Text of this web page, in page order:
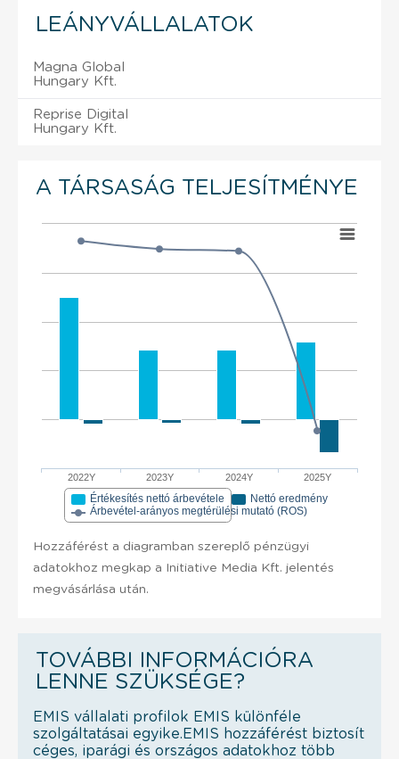
LEÁNYVÁLLALATOK
Magna Global
Hungary Kft.
Reprise Digital
Hungary Kft.
A TÁRSASÁG TELJESÍTMÉNYE
2022Y 2023Y 2024Y 2025Y
Értékesítés nettó árbevétele
Nettó eredmény
Árbevétel-arányos megtérülési mutató (ROS)
Hozzáférést a diagramban szereplő pénzügyi
adatokhoz megkap a Initiative Media Kft. jelentés
megvásárlása után.
TOVÁBBI INFORMÁCIÓRA
LENNE SZÜKSÉGE?
EMIS vállalati profilok EMIS különféle
szolgáltatásai egyike.EMIS hozzáférést biztosít
céges, iparági és országos adatokhoz több